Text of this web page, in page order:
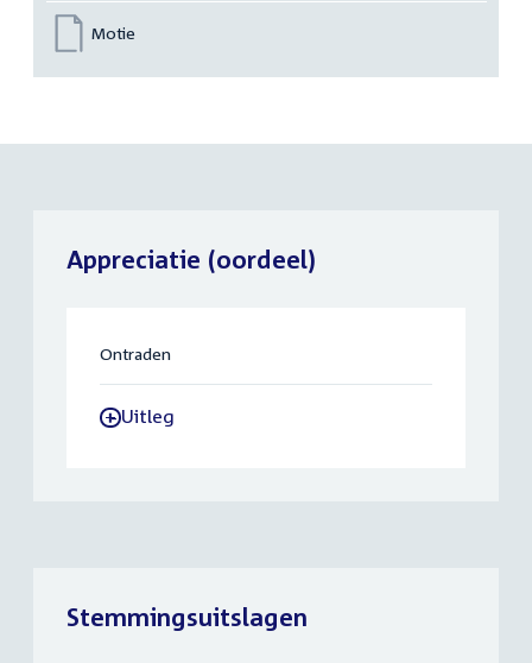
Motie
Appreciatie (oordeel)
Ontraden
-Uitleg
Stemmingsuitslagen